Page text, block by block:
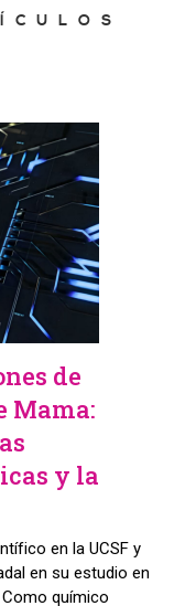
de
Mama:
y la
en la UCSF y
en su estudio en
químico